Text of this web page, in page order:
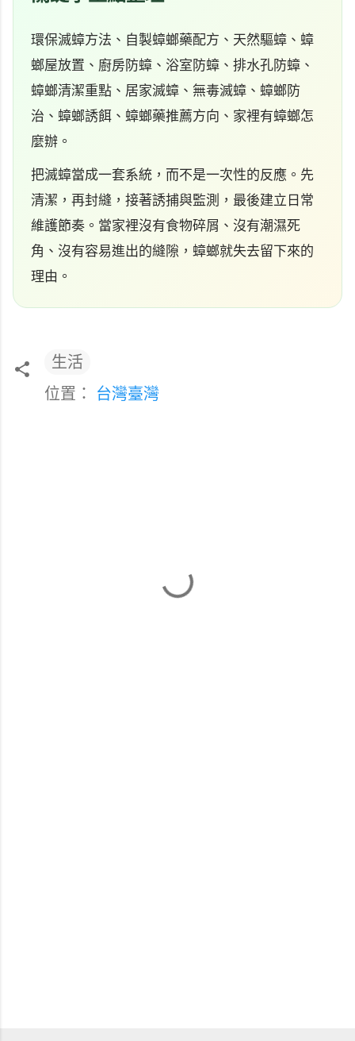
環保滅蟑方法、自製蟑螂藥配方、天然驅蟑、蟑
螂屋放置、廚房防蟑、浴室防蟑、排水孔防蟑、
蟑螂清潔重點、居家滅蟑、無毒滅蟑、蟑螂防
治、蟑螂誘餌、蟑螂藥推薦方向、家裡有蟑螂怎
麼辦。
把滅蟑當成一套系統，而不是一次性的反應。先
清潔，再封縫，接著誘捕與監測，最後建立日常
維護節奏。當家裡沒有食物碎屑、沒有潮濕死
角、沒有容易進出的縫隙，蟑螂就失去留下來的
理由。
生活
位置： 台灣臺灣